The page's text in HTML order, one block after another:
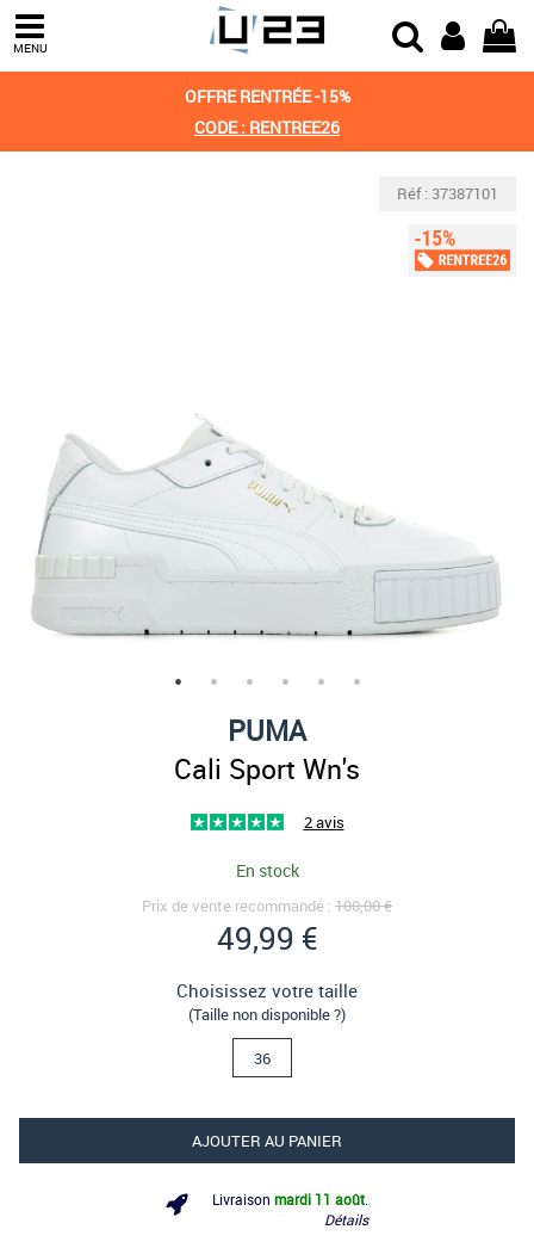
MENU
OFFRE RENTRÉE -15%
CODE : RENTREE26
Réf : 37387101
PUMA
Cali Sport Wn's
2 avis
En stock
Prix de vente recommandé : 100,00 €
49,99 €
Choisissez votre taille
(Taille non disponible ?)
36
AJOUTER AU PANIER
Livraison mardi 11 août
Détails